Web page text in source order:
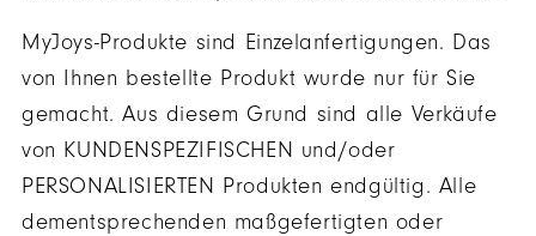
MyJoys-Produkte sind Einzelanfertigungen. Das
von Ihnen bestellte Produkt wurde nur für Sie
gemacht. Aus diesem Grund sind alle Verkäufe
von KUNDENSPEZIFISCHEN und/oder
PERSONALISIERTEN Produkten endgültig. Alle
dementsprechenden maßgefertigten oder